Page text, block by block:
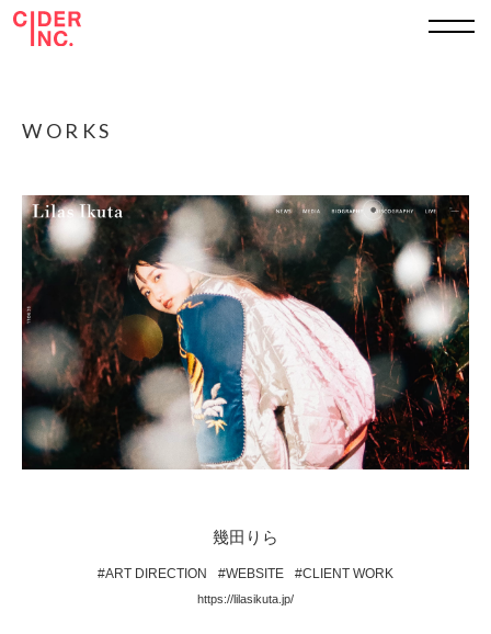
ABOUT
WORKS
SERVICE
SHEET
RECRUIT
CONTACT
WORKS
幾田りら
#ART DIRECTION #WEBSITE #CLIENT WORK
https://lilasikuta.jp/